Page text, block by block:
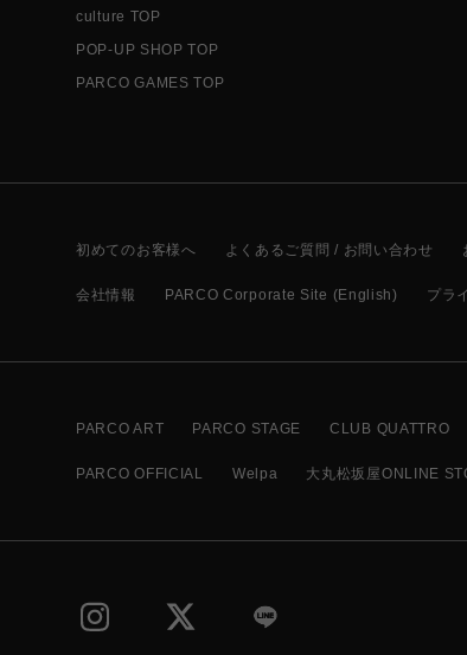
culture TOP
POP-UP SHOP TOP
PARCO GAMES TOP
初めてのお客様へ よくあるご質問 / お問い合わせ
会社情報 PARCO Corporate Site (English) プラ
PARCO ART PARCO STAGE CLUB QUATTRO
PARCO OFFICIAL Welpa 大丸松坂屋ONLINE